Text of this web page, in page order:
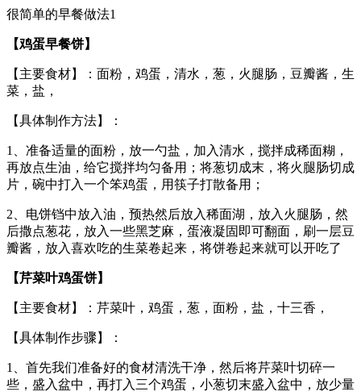
很简单的早餐做法1
【鸡蛋早餐饼】
【主要食材】：面粉，鸡蛋，清水，葱，火腿肠，豆瓣酱，生
菜，盐，
【具体制作方法】：
1、准备适量的面粉，放一勺盐，加入清水，搅拌成稀面糊，
再放点生油，给它搅拌均匀备用；将葱切成末，将火腿肠切成
片，碗中打入一个笨鸡蛋，用筷子打散备用；
2、电饼铛中放入油，预热然后放入稀面湖，放入火腿肠，然
后撒点葱花，放入一些黑芝麻，蛋液凝固即可翻面，刷一层豆
瓣酱，放入喜欢吃的生菜卷起来，将饼卷起来就可以开吃了
【芹菜叶鸡蛋饼】
【主要食材】：芹菜叶，鸡蛋，葱，面粉，盐，十三香，
【具体制作步骤】：
1、首先我们准备好的食材清洗干净，然后将芹菜叶切碎一
些，盛入盆中，再打入三个鸡蛋，小葱切末盛入盆中，放少量